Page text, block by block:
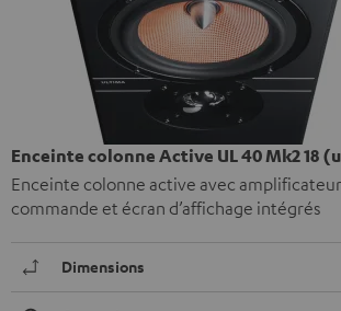
Enceinte colonne Active UL 40 Mk2 18
Enceinte colonne active avec
commande et écran d’affichage intégrés
Dimensions